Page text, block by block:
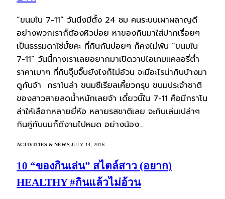
“ขนมใน 7-11” วันนึงมีตั้ง 24 ชม คนระบบเผาผลาญดี
อย่างพวกเราก็ต้องหิวบ่อย หาของกินมาใส่ปากเรื่อยๆ
เป็นธรรมดาใช่มั้ยคะ ที่กินกันบ่อยๆ ก็คงไม่พ้น “ขนมใน
7-11” วันนี้ทางเราเลยอยากมาเปิดวาปไอเทมแคลอรี่ต่ำ
ราคาเบาๆ ที่กินจุ๊บจิ๊บยังไงก็ไม่อ้วน จะมีอะไรน่ากินบ้างมา
ดูกันจ้า กราโนล่า ขนมซีเรียลเคี้ยวกรุบ ขนมประจำชาติ
ของสาวสายลดน้ำหนักเลยจ้า เดี๋ยวนี้ใน 7-11 คือมีกราโน
ล่าให้เลือกหลายยี่ห้อ หลายรสชาติเลย จะกินเล่นเปล่าๆ
กินคู่กับนมก็ดีงามไปหมด อย่างน้อง…
ACTIVITIES & NEWS JULY 14, 2016
10 “ของกินเล่น” สไตล์สาว (อยาก)
HEALTHY #กินแล้วไม่อ้วน